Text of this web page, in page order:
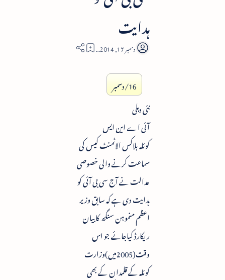
ہدایت
3
16/دسمبر
نئی دہلی
آئی اے این ایس
کوئلہ بلاکس الاٹمنٹ کیس کی
سماعت کرنے والی خصوصی
عدالت نے آج سی بی آئی کو
ہدایت دی ہے کہ سابق وزیر
اعظم منموہن سنگھ کا بیان
ریکارڈ کیاجائے جو اس
وقت(2005میں)وزارت
کوئلہ کے قلمدان کے بھی